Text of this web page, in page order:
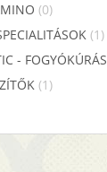
(0)
(1)
- FOGYÓKÚRÁS
(1)